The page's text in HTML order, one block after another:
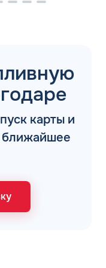
карты и
ближайшее